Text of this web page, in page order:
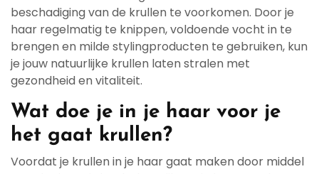
beschadiging van de krullen te voorkomen. Door je
haar regelmatig te knippen, voldoende vocht in te
brengen en milde stylingproducten te gebruiken, kun
je jouw natuurlijke krullen laten stralen met
gezondheid en vitaliteit.
Wat doe je in je haar voor je
het gaat krullen?
Voordat je krullen in je haar gaat maken door middel